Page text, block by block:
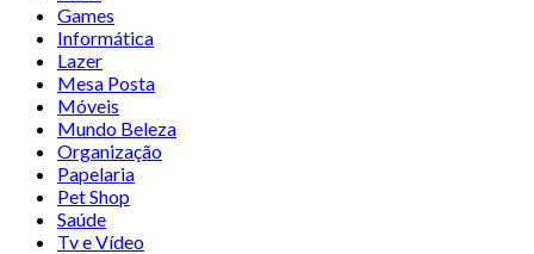
Games
Informática
Lazer
Mesa Posta
Móveis
Mundo Beleza
Organização
Papelaria
Pet Shop
Saúde
Tv e Vídeo